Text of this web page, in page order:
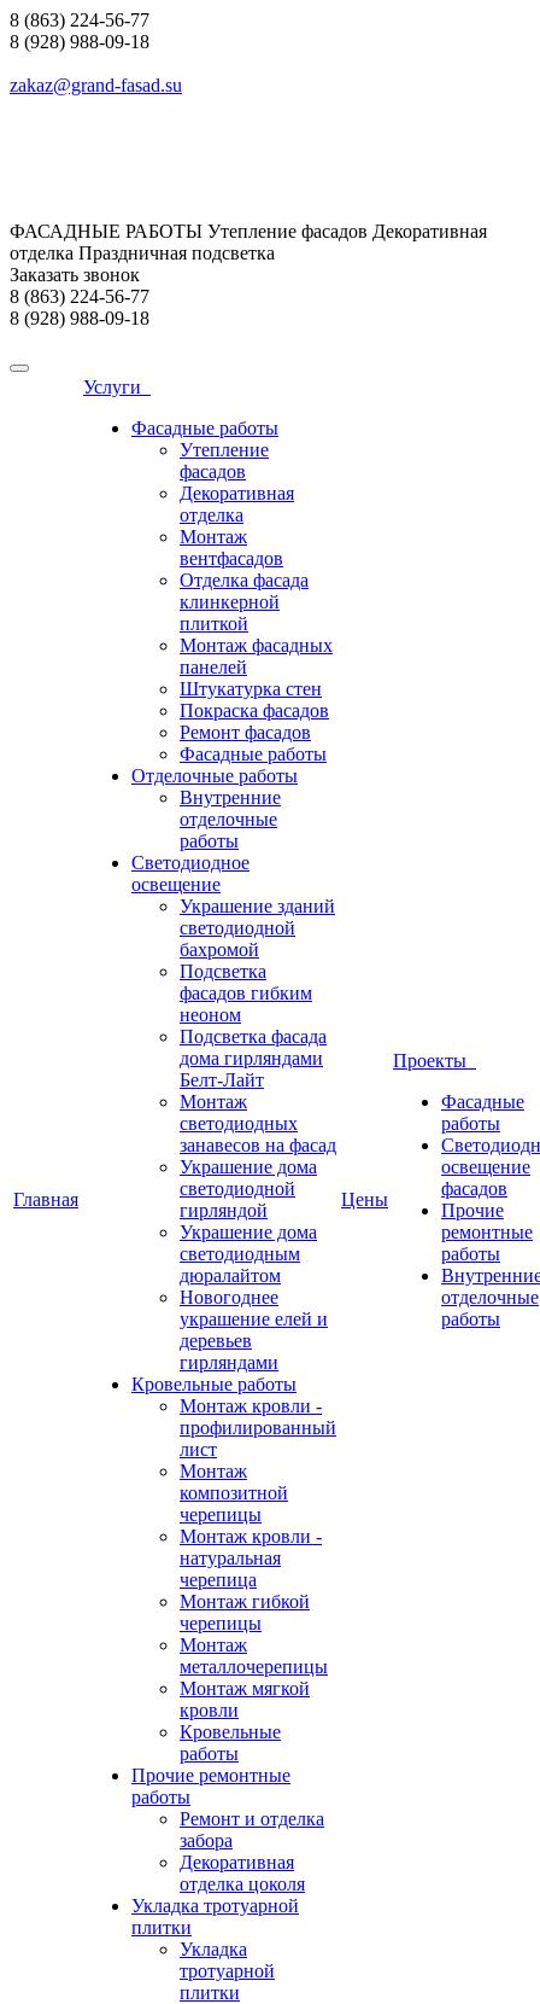
8 (863) 224-56-77
8 (928) 988-09-18
zakaz@grand-fasad.su
ФАСАДНЫЕ РАБОТЫ Утепление фасадов Декоративная
отделка Праздничная подсветка
Заказать звонок
8 (863) 224-56-77
8 (928) 988-09-18
Главная
Услуги
Фасадные работы
Утепление
фасадов
Декоративная
отделка
Монтаж
вентфасадов
Отделка фасада
клинкерной
плиткой
Монтаж фасадных
панелей
Штукатурка стен
Покраска фасадов
Ремонт фасадов
Фасадные работы
Отделочные работы
Внутренние
отделочные
работы
Светодиодное
освещение
Украшение зданий
светодиодной
бахромой
Подсветка
фасадов гибким
неоном
Подсветка фасада
дома гирляндами
Белт-Лайт
Монтаж
светодиодных
занавесов на фасад
Украшение дома
светодиодной
гирляндой
Украшение дома
светодиодным
дюралайтом
Новогоднее
украшение елей и
деревьев
гирляндами
Кровельные работы
Монтаж кровли -
профилированный
лист
Монтаж
композитной
черепицы
Монтаж кровли -
натуральная
черепица
Монтаж гибкой
черепицы
Монтаж
металлочерепицы
Монтаж мягкой
кровли
Кровельные
работы
Прочие ремонтные
работы
Ремонт и отделка
забора
Декоративная
отделка цоколя
Укладка тротуарной
плитки
Укладка
тротуарной
плитки
Цены
Проекты
Фасадные
работы
освещение
фасадов
Прочие
ремонтные
работы
отделочные
работы